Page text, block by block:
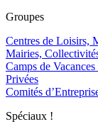
Groupes
Centres de Loisirs,
Mairies,
Camps de
Privées
Comités
Spéciaux !